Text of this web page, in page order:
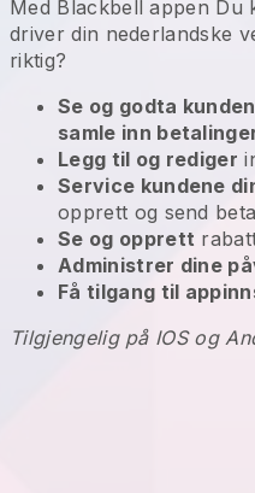
Med Blackbell appen Du
driver din nederlandske
riktig?
Se og godta
samle inn
Legg til og rediger
Service kundene
opprett og send
Se og opprett
Administrer dine
Få tilgang til
Tilgjengelig på IOS og